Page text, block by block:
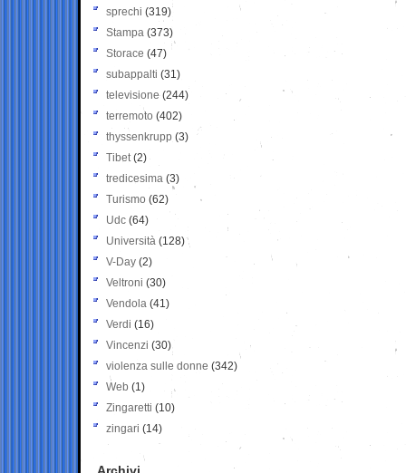
sprechi (319)
Stampa (373)
Storace (47)
subappalti (31)
televisione(244)
terremoto (402)
thyssenkrupp (3)
Tibet(2)
tredicesima (3)
Turismo (62)
Udc (64)
Università (128)
V-Day (2)
Veltroni (30)
Vendola (41)
Verdi (16)
Vincenzi (30)
violenza sulle donne (342)
Web (1)
Zingaretti (10)
zingari (14)